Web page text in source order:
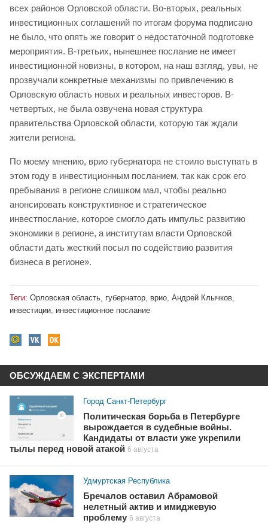
всех районов Орловской области. Во-вторых, реальных
инвестиционных соглашений по итогам форума подписано
не было, что опять же говорит о недостаточной подготовке
мероприятия. В-третьих, нынешнее послание не имеет
инвестиционной новизны, в котором, на наш взгляд, увы, не
прозвучали конкретные механизмы по привлечению в
Орловскую область новых и реальных инвесторов. В-
четвертых, не была озвучена новая структура
правительства Орловской области, которую так ждали
жители региона.
По моему мнению, врио губернатора не стоило выступать в
этом году в инвестиционным посланием, так как срок его
пребывания в регионе слишком мал, чтобы реально
анонсировать конструктивное и стратегическое
инвестпослание, которое смогло дать импульс развитию
экономики в регионе, а институтам власти Орловской
области дать жесткий посыл по содействию развития
бизнеса в регионе».
Теги: Орловская область губернатор врио Андрей Клычков
инвестиции инвестиционное послание
ОБСУЖДАЕМ С ЭКСПЕРТАМИ
Город Санкт-Петербург
Политическая борьба в Петербурге
вырождается в судебные войны.
Кандидаты от власти уже укрепили
тылы перед новой атакой 6 августа
Удмуртская Республика
Бречалов оставил Абрамовой
нелетный актив и имиджевую
проблему 6 августа